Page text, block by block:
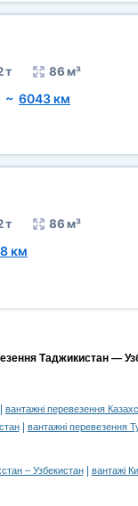
т 86 м³
~ 6043 км
т 86 м³
км
Таджикистан —
вантажні перевезення
| вантажні перевезення
– Узбекистан| вантажі